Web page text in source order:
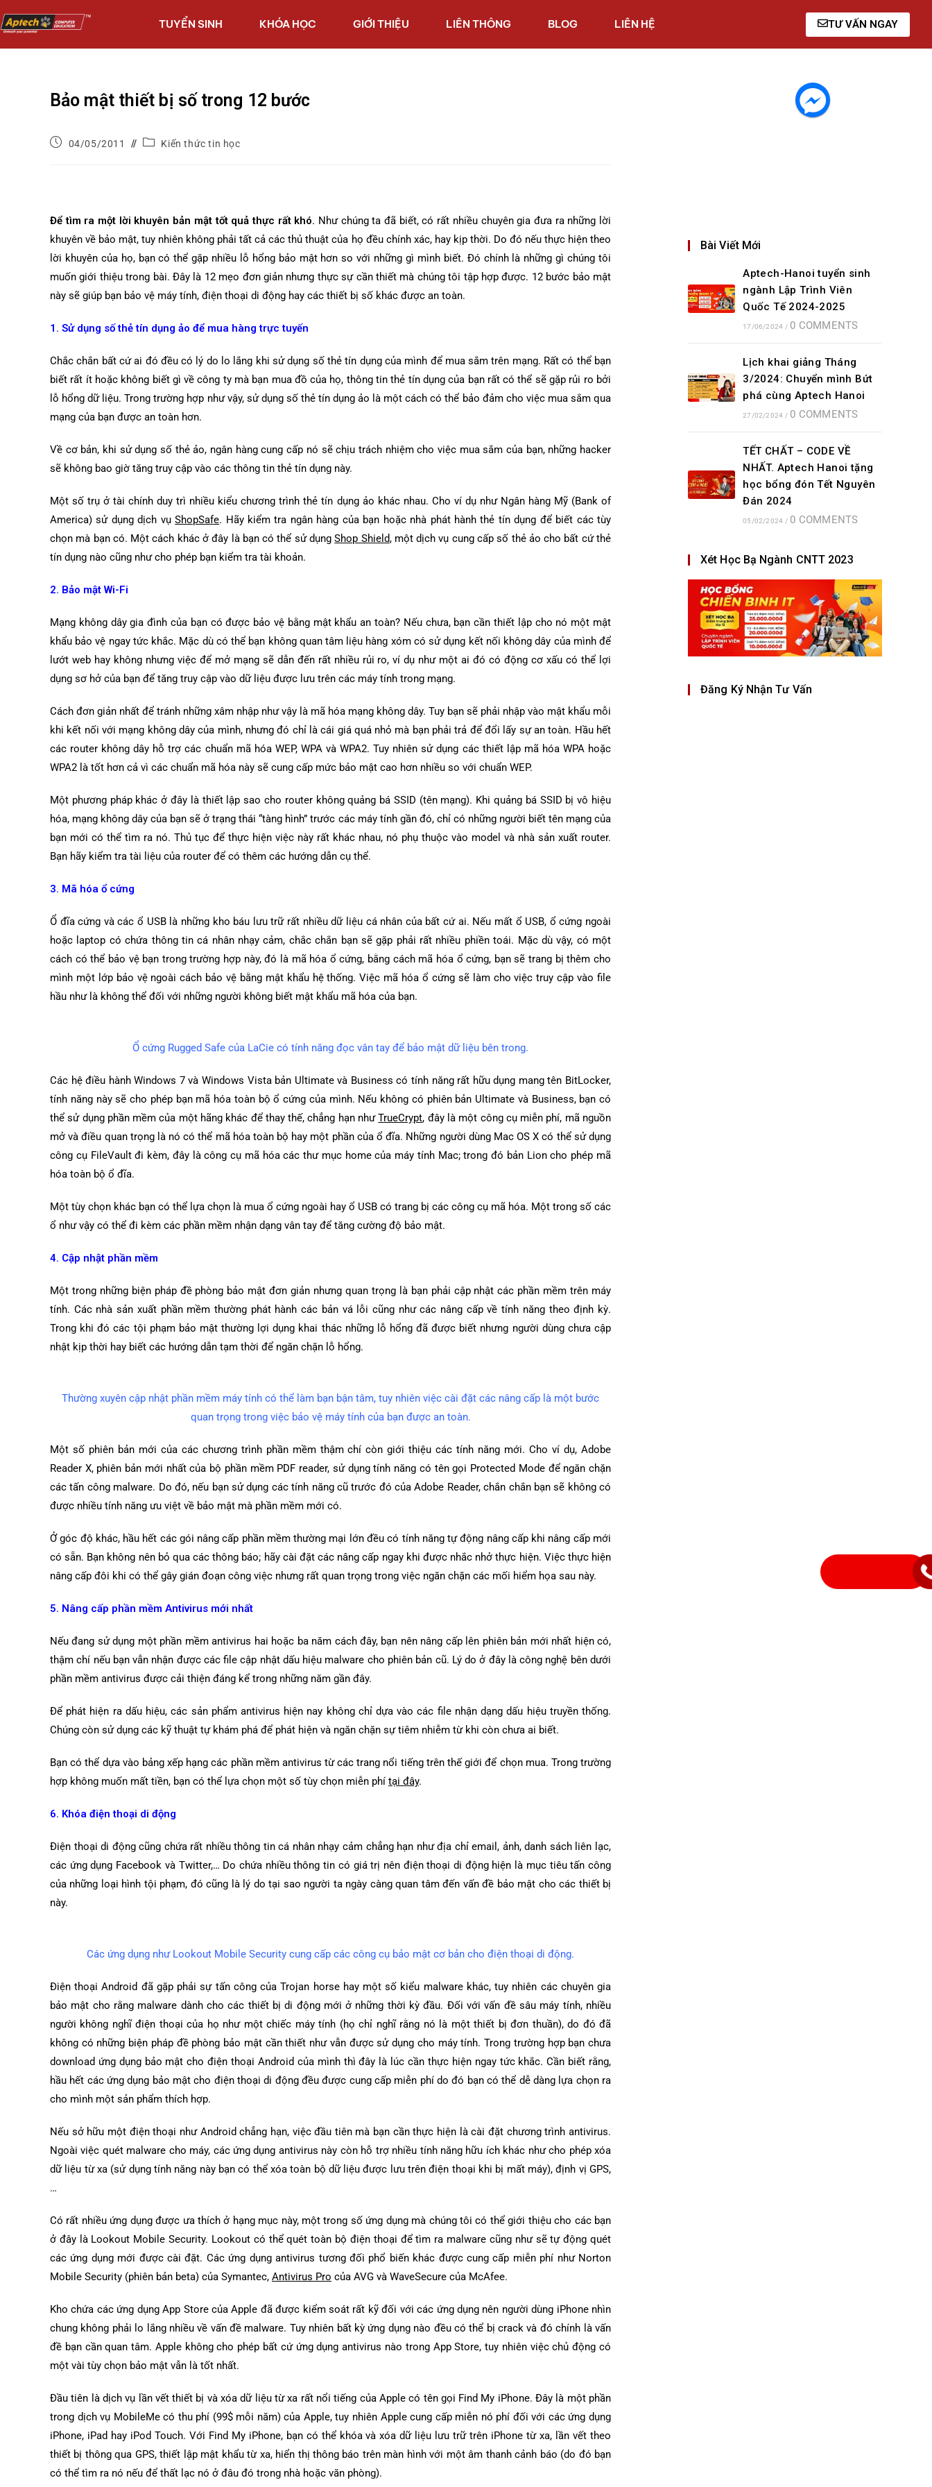
TUYỂN SINH KHÓA HỌC GIỚI THIỆU LIÊN THÔNG BLOG LIÊN HỆ TƯ VẤN NGAY
Bảo mật thiết bị số trong 12 bước
04/05/2011 Kiến thức tin học
Để tìm ra một lời khuyên bản mật tốt quả thực rất khó. Như chúng ta đã biết, có rất nhiều chuyên gia đưa ra những lời
khuyên về bảo mật, tuy nhiên không phải tất cả các thủ thuật của họ đều chính xác, hay kịp thời. Do đó nếu thực hiện theo
lời khuyên của họ, bạn có thể gặp nhiều lỗ hổng bảo mật hơn so với những gì mình biết. Đó chính là những gì chúng tôi
muốn giới thiệu trong bài. Đây là 12 mẹo đơn giản nhưng thực sự cần thiết mà chúng tôi tập hợp được. 12 bước bảo mật
này sẽ giúp bạn bảo vệ máy tính, điện thoại di động hay các thiết bị số khác được an toàn.
1. Sử dụng số thẻ tín dụng ảo để mua hàng trực tuyến
Chắc chắn bất cứ ai đó đều có lý do lo lắng khi sử dụng số thẻ tín dụng của mình để mua sắm trên mạng. Rất có thể bạn
biết rất ít hoặc không biết gì về công ty mà bạn mua đồ của họ, thông tin thẻ tín dụng của bạn rất có thể sẽ gặp rủi ro bởi
lỗ hổng dữ liệu. Trong trường hợp như vậy, sử dụng số thẻ tín dụng ảo là một cách có thể bảo đảm cho việc mua sắm qua
mạng của bạn được an toàn hơn.
Về cơ bản, khi sử dụng số thẻ ảo, ngân hàng cung cấp nó sẽ chịu trách nhiệm cho việc mua sắm của bạn, những hacker
sẽ không bao giờ tăng truy cập vào các thông tin thẻ tín dụng này.
Một số trụ ở tài chính duy trì nhiều kiểu chương trình thẻ tín dụng ảo khác nhau. Cho ví dụ như Ngân hàng Mỹ (Bank of
America) sử dụng dịch vụShopSafe. Hãy kiểm tra ngân hàng của bạn hoặc nhà phát hành thẻ tín dụng để biết các tùy
chọn mà bạn có. Một cách khác ở đây là bạn có thể sử dụngShop Shield, một dịch vụ cung cấp số thẻ ảo cho bất cứ thẻ
tín dụng nào cũng như cho phép bạn kiểm tra tài khoản.
2. Bảo mậtWi-Fi
Mạng không dây gia đình của bạn có được bảo vệ bằng mật khẩu an toàn? Nếu chưa, bạn cần thiết lập cho nó một mật
khẩu bảo vệ ngay tức khắc. Mặc dù có thể bạn không quan tâm liệu hàng xóm có sử dụng kết nối không dây của mình để
lướt web hay không nhưng việc để mở mạng sẽ dẫn đến rất nhiều rủi ro, ví dụ như một ai đó có động cơ xấu có thể lợi
dụng sơ hở của bạn để tăng truy cập vào dữ liệu được lưu trên các máy tính trong mạng.
Cách đơn giản nhất để tránh những xâm nhập như vậy là mã hóa mạng không dây. Tuy bạn sẽ phải nhập vào mật khẩu mỗi
khi kết nối với mạng không dây của mình, nhưng đó chỉ là cái giá quá nhỏ mà bạn phải trả để đổi lấy sự an toàn. Hầu hết
các router không dây hỗ trợ các chuẩn mã hóa WEP, WPA và WPA2. Tuy nhiên sử dụng các thiết lập mã hóa WPA hoặc
WPA2 là tốt hơn cả vì các chuẩn mã hóa này sẽ cung cấp mức bảo mật cao hơn nhiều so với chuẩn WEP.
Một phương pháp khác ở đây là thiết lập sao cho router không quảng bá SSID (tên mạng). Khi quảng bá SSID bị vô hiệu
hóa, mạng không dây của bạn sẽ ở trạng thái “tàng hình” trước các máy tính gần đó, chỉ có những người biết tên mạng của
bạn mới có thể tìm ra nó. Thủ tục để thực hiện việc này rất khác nhau, nó phụ thuộc vào model và nhà sản xuất router.
Bạn hãy kiểm tra tài liệu của router để có thêm các hướng dẫn cụ thể.
3. Mã hóa ổ cứng
Ổ đĩa cứng và các ổ USB là những kho báu lưu trữ rất nhiều dữ liệu cá nhân của bất cứ ai. Nếu mất ổ USB, ổ cứng ngoài
hoặc laptop có chứa thông tin cá nhân nhạy cảm, chắc chắn bạn sẽ gặp phải rất nhiều phiền toái. Mặc dù vậy, có một
cách có thể bảo vệ bạn trong trường hợp này, đó là mã hóa ổ cứng, bằng cách mã hóa ổ cứng, bạn sẽ trang bị thêm cho
mình một lớp bảo vệ ngoài cách bảo vệ bằng mật khẩu hệ thống. Việc mã hóa ổ cứng sẽ làm cho việc truy cập vào file
hầu như là không thể đối với những người không biết mật khẩu mã hóa của bạn.
Ổ cứng Rugged Safe của LaCie có tính năng đọc vân tay để bảo mật dữ liệu bên trong.
Các hệ điều hành Windows 7 và Windows Vista bản Ultimate và Business có tính năng rất hữu dụng mang tên BitLocker,
tính năng này sẽ cho phép bạn mã hóa toàn bộ ổ cứng của mình. Nếu không có phiên bản Ultimate và Business, bạn có
thể sử dụng phần mềm của một hãng khác để thay thế, chẳng hạn nhưTrueCrypt, đây là một công cụ miễn phí, mã nguồn
mở và điều quan trọng là nó có thể mã hóa toàn bộ hay một phần của ổ đĩa. Những người dùng Mac OS X có thể sử dụng
công cụ FileVault đi kèm, đây là công cụ mã hóa các thư mục home của máy tính Mac; trong đó bản Lion cho phép mã
hóa toàn bộ ổ đĩa.
Một tùy chọn khác bạn có thể lựa chọn là mua ổ cứng ngoài hay ổ USB có trang bị các công cụ mã hóa. Một trong số các
ổ như vậy có thể đi kèm các phần mềm nhận dạng vân tay để tăng cường độ bảo mật.
4. Cập nhật phần mềm
Một trong những biện pháp đề phòng bảo mật đơn giản nhưng quan trọng là bạn phải cập nhật các phần mềm trên máy
tính. Các nhà sản xuất phần mềm thường phát hành các bản vá lỗi cũng như các nâng cấp về tính năng theo định kỳ.
Trong khi đó các tội phạm bảo mật thường lợi dụng khai thác những lỗ hổng đã được biết nhưng người dùng chưa cập
nhật kịp thời hay biết các hướng dẫn tạm thời để ngăn chặn lỗ hổng.
Thường xuyên cập nhật phần mềm máy tính có thể làm bạn bận tâm, tuy nhiên việc cài đặt các nâng cấp là một bước
quan trọng trong việc bảo vệ máy tính của bạn được an toàn.
Một số phiên bản mới của các chương trình phần mềm thậm chí còn giới thiệu các tính năng mới. Cho ví dụ, Adobe
Reader X, phiên bản mới nhất của bộ phần mềm PDF reader, sử dụng tính năng có tên gọi Protected Mode để ngăn chặn
các tấn công malware. Do đó, nếu bạn sử dụng các tính năng cũ trước đó của Adobe Reader, chắn chắn bạn sẽ không có
được nhiều tính năng ưu việt về bảo mật mà phần mềm mới có.
Ở góc độ khác, hầu hết các gói nâng cấp phần mềm thường mại lớn đều có tính năng tự động nâng cấp khi nâng cấp mới
có sẵn. Bạn không nên bỏ qua các thông báo; hãy cài đặt các nâng cấp ngay khi được nhắc nhở thực hiện. Việc thực hiện
nâng cấp đôi khi có thể gây gián đoạn công việc nhưng rất quan trọng trong việc ngăn chặn các mối hiểm họa sau này.
5. Nâng cấp phần mềm Antivirus mới nhất
Nếu đang sử dụng một phần mềm antivirus hai hoặc ba năm cách đây, bạn nên nâng cấp lên phiên bản mới nhất hiện có,
thậm chí nếu bạn vẫn nhận được các file cập nhật dấu hiệu malware cho phiên bản cũ. Lý do ở đây là công nghệ bên dưới
phần mềm antivirus được cải thiện đáng kể trong những năm gần đây.
Để phát hiện ra dấu hiệu, các sản phẩm antivirus hiện nay không chỉ dựa vào các file nhận dạng dấu hiệu truyền thống.
Chúng còn sử dụng các kỹ thuật tự khám phá để phát hiện và ngăn chặn sự tiêm nhiễm từ khi còn chưa ai biết.
Bạn có thể dựa vào bảng xếp hạng các phần mềm antivirus từ các trang nổi tiếng trên thế giới để chọn mua. Trong trường
hợp không muốn mất tiền, bạn có thể lựa chọn một số tùy chọn miễn phí tại đây.
6. Khóa điện thoại di động
Điện thoại di động cũng chứa rất nhiều thông tin cá nhân nhạy cảm chẳng hạn như địa chỉ email, ảnh, danh sách liên lạc,
các ứng dụng Facebook và Twitter,… Do chứa nhiều thông tin có giá trị nên điện thoại di động hiện là mục tiêu tấn công
của những loại hình tội phạm, đó cũng là lý do tại sao người ta ngày càng quan tâm đến vấn đề bảo mật cho các thiết bị
này.
Các ứng dụng như Lookout Mobile Security cung cấp các công cụ bảo mật cơ bản cho điện thoại di động.
Điện thoại Android đã gặp phải sự tấn công của Trojan horse hay một số kiểu malware khác, tuy nhiên các chuyên gia
bảo mật cho rằng malware dành cho các thiết bị di động mới ở những thời kỳ đầu. Đối với vấn đề sâu máy tính, nhiều
người không nghĩ điện thoại của họ như một chiếc máy tính (họ chỉ nghĩ rằng nó là một thiết bị đơn thuần), do đó đã
không có những biện pháp đề phòng bảo mật cần thiết như vẫn được sử dụng cho máy tính. Trong trường hợp bạn chưa
download ứng dụng bảo mật cho điện thoại Android của mình thì đây là lúc cần thực hiện ngay tức khắc. Cần biết rằng,
hầu hết các ứng dụng bảo mật cho điện thoại di động đều được cung cấp miễn phí do đó bạn có thể dễ dàng lựa chọn ra
cho mình một sản phẩm thích hợp.
Nếu sở hữu một điện thoại như Android chẳng hạn, việc đầu tiên mà bạn cần thực hiện là cài đặt chương trình antivirus.
Ngoài việc quét malware cho máy, các ứng dụng antivirus này còn hỗ trợ nhiều tính năng hữu ích khác như cho phép xóa
dữ liệu từ xa (sử dụng tính năng này bạn có thể xóa toàn bộ dữ liệu được lưu trên điện thoại khi bị mất máy), định vị GPS,
…
Có rất nhiều ứng dụng được ưa thích ở hạng mục này, một trong số ứng dụng mà chúng tôi có thể giới thiệu cho các bạn
ở đây là Lookout Mobile Security. Lookout có thể quét toàn bộ điện thoại để tìm ra malware cũng như sẽ tự động quét
các ứng dụng mới được cài đặt. Các ứng dụng antivirus tương đối phổ biến khác được cung cấp miễn phí như Norton
Mobile Security (phiên bản beta) của Symantec, Antivirus Pro của AVG và Wave­Secure của McAfee.
Kho chứa các ứng dụng App Store của Apple đã được kiểm soát rất kỹ đối với các ứng dụng nên người dùng iPhone nhìn
chung không phải lo lắng nhiều về vấn đề malware. Tuy nhiên bất kỳ ứng dụng nào đều có thể bị crack và đó chính là vấn
đề bạn cần quan tâm. Apple không cho phép bất cứ ứng dụng antivirus nào trong App Store, tuy nhiên việc chủ động có
một vài tùy chọn bảo mật vẫn là tốt nhất.
Đầu tiên là dịch vụ lần vết thiết bị và xóa dữ liệu từ xa rất nổi tiếng của Apple có tên gọi Find My iPhone. Đây là một phần
trong dịch vụ MobileMe có thu phí (99$ mỗi năm) của Apple, tuy nhiên Apple cung cấp miễn nó phí đối với các ứng dụng
iPhone, iPad hay iPod Touch. Với Find My iPhone, bạn có thể khóa và xóa dữ liệu lưu trữ trên iPhone từ xa, lần vết theo
thiết bị thông qua GPS, thiết lập mật khẩu từ xa, hiển thị thông báo trên màn hình với một âm thanh cảnh báo (do đó bạn
có thể tìm ra nó nếu để thất lạc nó ở đâu đó trong nhà hoặc văn phòng).
Bài Viết Mới
Aptech-Hanoi tuyển sinh
ngành Lập Trình Viên
Quốc Tế 2024-2025
17/06/2024 / 0 COMMENTS
Lịch khai giảng Tháng
3/2024: Chuyển mình Bứt
phá cùng Aptech Hanoi
27/02/2024 / 0 COMMENTS
TẾT CHẤT – CODE VỀ
NHẤT. Aptech Hanoi tặng
học bổng đón Tết Nguyên
Đán 2024
05/02/2024 / 0 COMMENTS
Xét Học Bạ Ngành CNTT 2023
Đăng Ký Nhận Tư Vấn